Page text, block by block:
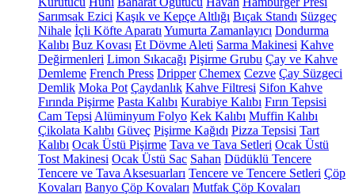
Sarımsak Ezici Kaşık ve Kepçe Altlığı Bıçak Standı Süzgeç
Nihale İçli Köfte Aparatı Yumurta Zamanlayıcı Dondurma
Kalıbı Buz Kovası Et Dövme Aleti Sarma Makinesi Kahve
Değirmenleri Limon Sıkacağı Pişirme Grubu Çay ve Kahve
Demleme French Press Dripper Chemex Cezve Çay Süzgeci
Demlik Moka Pot Çaydanlık Kahve Filtresi Sifon Kahve
Fırında Pişirme Pasta Kalıbı Kurabiye Kalıbı Fırın Tepsisi
Cam Tepsi Alüminyum Folyo Kek Kalıbı Muffin Kalıbı
Çikolata Kalıbı Güveç Pişirme Kağıdı Pizza Tepsisi Tart
Kalıbı Ocak Üstü Pişirme Tava ve Tava Setleri Ocak Üstü
Tost Makinesi Ocak Üstü Sac Sahan Düdüklü Tencere
Tencere ve Tava Aksesuarları Tencere ve Tencere Setleri Çöp
Kovaları Banyo Çöp Kovaları Mutfak Çöp Kovaları